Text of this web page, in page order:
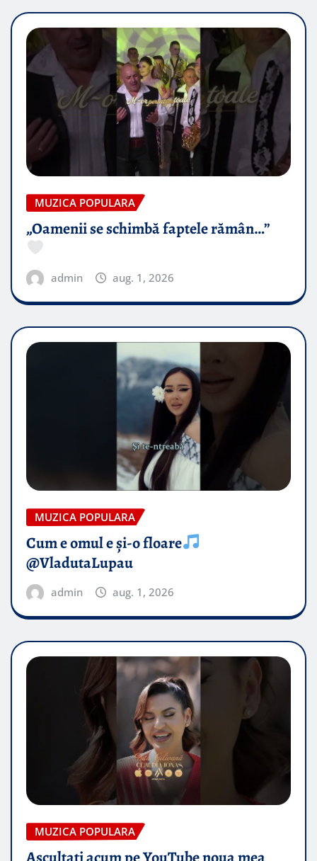
MUZICA POPULARA
„Oamenii se schimbă faptele rămân…”
admin aug. 1, 2026
MUZICA POPULARA
Cum e omul e și-o floare
@VladutaLupau
admin aug. 1, 2026
MUZICA POPULARA